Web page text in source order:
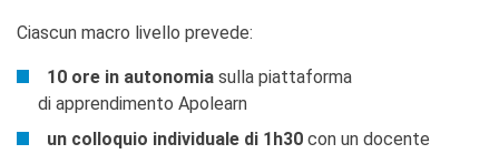
Ciascun macro livello prevede:
10 ore in autonomia sulla piattaforma
di apprendimento Apolearn
un colloquio individuale di 1h30con un docente